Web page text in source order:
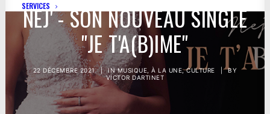
SERVICES
NEJ' - SON NOUVEAU SINGLE
"JE T'A(B)IME"
22 DÉCEMBRE 2021 | INMUSIQUE ,À LA UNE,CULTURE
BY
VICTOR DARTINET